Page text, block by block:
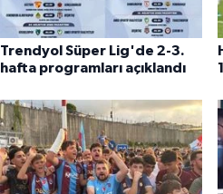
Trendyol Süper Lig'de 2-3.
hafta programları açıklandı
1